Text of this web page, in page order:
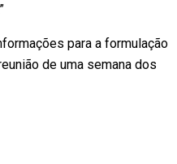
para a formulação
de uma semana dos